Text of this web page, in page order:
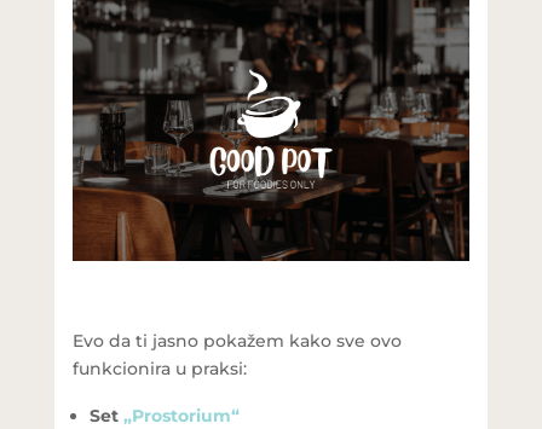
Evo da ti jasno pokažem kako sve ovo
funkcionira u praksi:
Set „Prostorium“